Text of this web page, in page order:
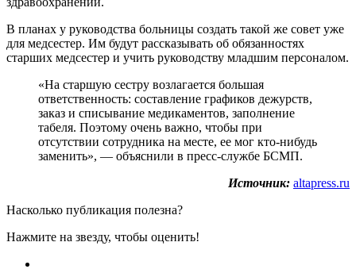
В планах у руководства больницы создать такой же совет уже
для медсестер. Им будут рассказывать об обязанностях
старших медсестер и учить руководству младшим персоналом.
«На старшую сестру возлагается большая
ответственность: составление графиков дежурств,
заказ и списывание медикаментов, заполнение
табеля. Поэтому очень важно, чтобы при
отсутствии сотрудника на месте, ее мог кто-нибудь
заменить», — объяснили в пресс-службе БСМП.
Источник: altapress.ru
Насколько публикация полезна?
Нажмите на звезду, чтобы оценить!